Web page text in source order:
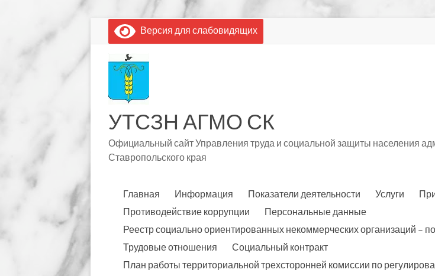
Перейти
содержимому
Версия для слабовидящих
УТСЗН АГМО СК
Официальный сайт Управления труда и социальной защиты населения
Ставропольского края
Главная Информация Показатели деятельности Услуги
Противодействие коррупции
Персональные данные
Реестр социально ориентированных некоммерческих организаций –
Трудовые отношения
Социальный контракт
План работы территориальной трехсторонней комиссии по